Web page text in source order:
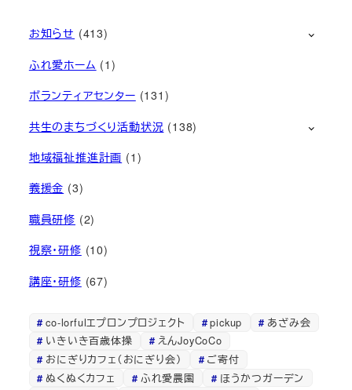
お知らせ (413)
ふれ愛ホーム (1)
ボランティアセンター (131)
共生のまちづくり活動状況 (138)
地域福祉推進計画 (1)
義援金 (3)
職員研修 (2)
視察・研修 (10)
講座・研修 (67)
co-lorfulエプロンプロジェクト pickup
あざみ会
いきいき百歳体操
えんJoyCoCo
おにぎりカフェ（おにぎり会）
ご寄付
ぬくぬくカフェ
ふれ愛農園
ほうかつガーデン